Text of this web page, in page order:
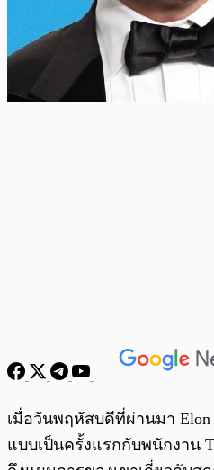
พร้อมเล่น
เมื่อวันพฤหัสบดีที่ผ่านมา
แบบเป็นครั้งแรกกับพนักงาน